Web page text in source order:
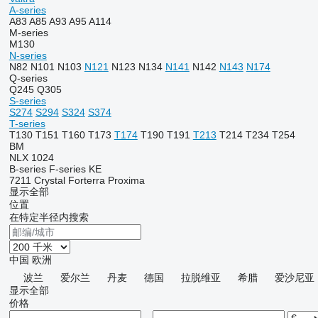
A-series
A83 A85 A93 A95 A114
M-series
M130
N-series
N82 N101 N103 N121 N123 N134 N141 N142 N143 N174
Q-series
Q245 Q305
S-series
S274 S294 S324 S374
T-series
T130 T151 T160 T173 T174 T190 T191 T213 T214 T234 T254
BM
NLX 1024
B-series F-series KE
7211 Crystal Forterra Proxima
显示全部
位置
在特定半径内搜索
中国 欧洲
波兰
爱尔兰 丹麦 德国 拉脱维亚 希腊
爱沙尼亚
显示全部
价格